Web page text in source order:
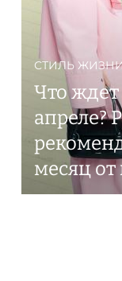
СТИЛЬ
Что ждет
апреле?
месяц от